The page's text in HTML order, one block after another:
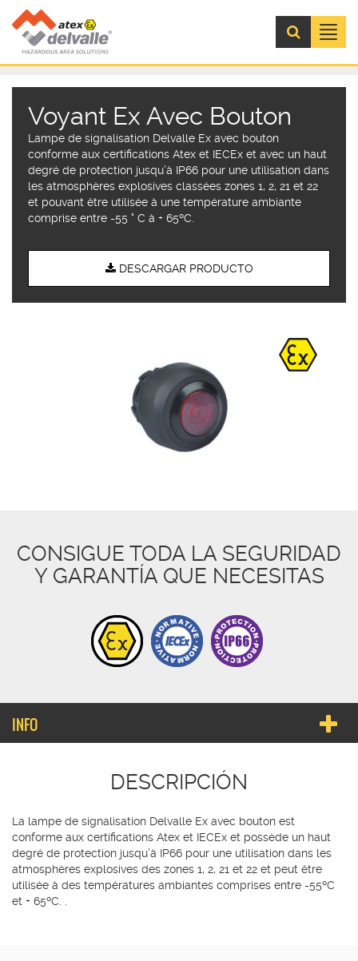
Menú
Voyant Ex Avec Bouton
Lampe de signalisation Delvalle Ex avec bouton
conforme aux certifications Atex et IECEx et avec un haut
degré de protection jusqu’à IP66 pour une utilisation dans
les atmosphères explosives classées zones 1, 2, 21 et 22
et pouvant être utilisée à une température ambiante
comprise entre -55 ° C à + 65ºC.
DESCARGAR PRODUCTO
CONSIGUE TODA LA SEGURIDAD
Y GARANTÍA QUE NECESITAS
INFO
DESCRIPCIÓN
La lampe de signalisation Delvalle Ex avec bouton est
conforme aux certifications Atex et IECEx et possède un haut
degré de protection jusqu’à IP66 pour une utilisation dans les
atmosphères explosives des zones 1, 2, 21 et 22 et peut être
utilisée à des températures ambiantes comprises entre -55ºC
et + 65ºC. .